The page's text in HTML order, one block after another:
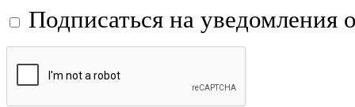
Подписаться на уведомления